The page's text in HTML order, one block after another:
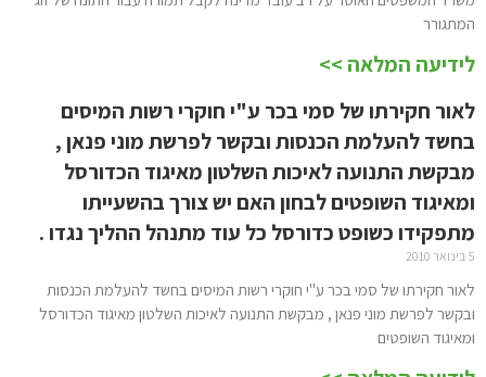
המתגורר
לידיעה המלאה >>
לאור חקירתו של סמי בכר ע"י חוקרי רשות המיסים
בחשד להעלמת הכנסות ובקשר לפרשת מוני פנאן ,
מבקשת התנועה לאיכות השלטון מאיגוד הכדורסל
ומאיגוד השופטים לבחון האם יש צורך בהשעייתו
מתפקידו כשופט כדורסל כל עוד מתנהל ההליך נגדו .
5 בינואר 2010
לאור חקירתו של סמי בכר ע"י חוקרי רשות המיסים בחשד להעלמת הכנסות
ובקשר לפרשת מוני פנאן , מבקשת התנועה לאיכות השלטון מאיגוד הכדורסל
ומאיגוד השופטים